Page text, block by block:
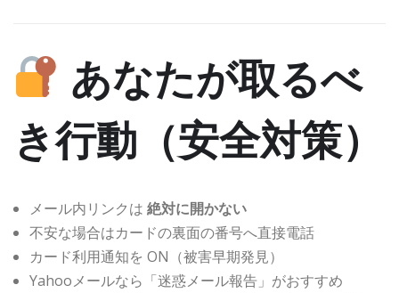
あなたが取るべ
き行動（安全対策）
メール内リンクは 絶対に開かない
不安な場合はカードの裏面の番号へ直接電話
カード利用通知を ON（被害早期発見）
Yahooメールなら「迷惑メール報告」がおすすめ